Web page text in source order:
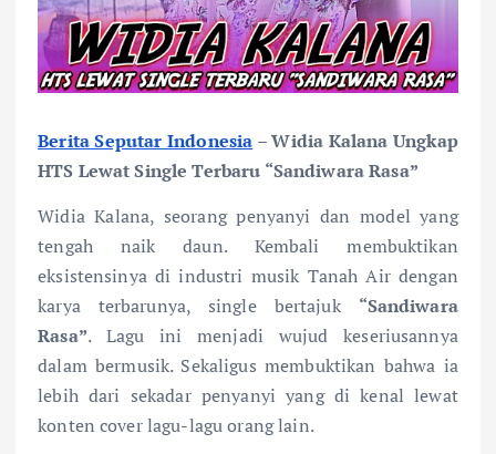
Berita Seputar Indonesia – Widia Kalana Ungkap
HTS Lewat Single Terbaru “Sandiwara Rasa”
Widia Kalana, seorang penyanyi dan model yang
tengah naik daun. Kembali membuktikan
eksistensinya di industri musik Tanah Air dengan
karya terbarunya, single bertajuk “Sandiwara
Rasa”. Lagu ini menjadi wujud keseriusannya
dalam bermusik. Sekaligus membuktikan bahwa ia
lebih dari sekadar penyanyi yang di kenal lewat
konten cover lagu-lagu orang lain.